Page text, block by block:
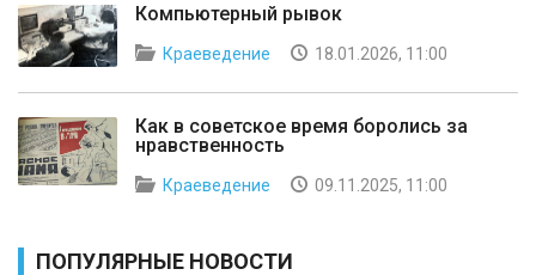
Компьютерный рывок
Краеведение 18.01.2026, 11:00
Как в советское время боролись за
нравственность
Краеведение 09.11.2025, 11:00
ПОПУЛЯРНЫЕ НОВОСТИ